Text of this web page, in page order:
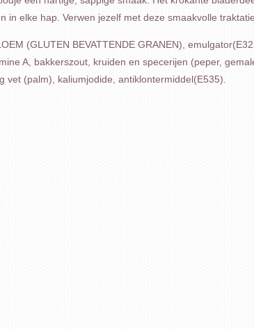
elke hap. Verwen jezelf met deze smaakvolle
(GLUTEN BEVATTENDE GRANEN),
A, bakkerszout, kruiden en specerijen (peper,
(palm), kaliumjodide, antiklontermiddel(E535).